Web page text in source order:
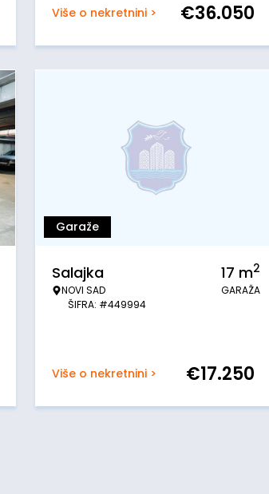
Više o nekretnini > €36.050
Garaže
Salajka
NOVI SAD
ŠIFRA: #449994
17 m2
GARAŽA
Više o nekretnini > €17.250